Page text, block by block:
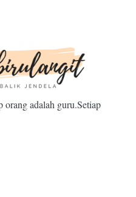
orang adalah guru.Setiap